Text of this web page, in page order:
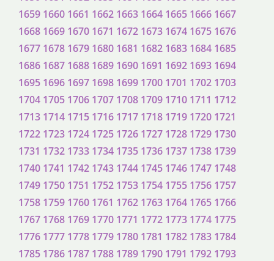
1659 1660 1661 1662 1663 1664 1665 1666 1667
1668 1669 1670 1671 1672 1673 1674 1675 1676
1677 1678 1679 1680 1681 1682 1683 1684 1685
1686 1687 1688 1689 1690 1691 1692 1693 1694
1695 1696 1697 1698 1699 1700 1701 1702 1703
1704 1705 1706 1707 1708 1709 1710 1711 1712
1713 1714 1715 1716 1717 1718 1719 1720 1721
1722 1723 1724 1725 1726 1727 1728 1729 1730
1731 1732 1733 1734 1735 1736 1737 1738 1739
1740 1741 1742 1743 1744 1745 1746 1747 1748
1749 1750 1751 1752 1753 1754 1755 1756 1757
1758 1759 1760 1761 1762 1763 1764 1765 1766
1767 1768 1769 1770 1771 1772 1773 1774 1775
1776 1777 1778 1779 1780 1781 1782 1783 1784
1785 1786 1787 1788 1789 1790 1791 1792 1793